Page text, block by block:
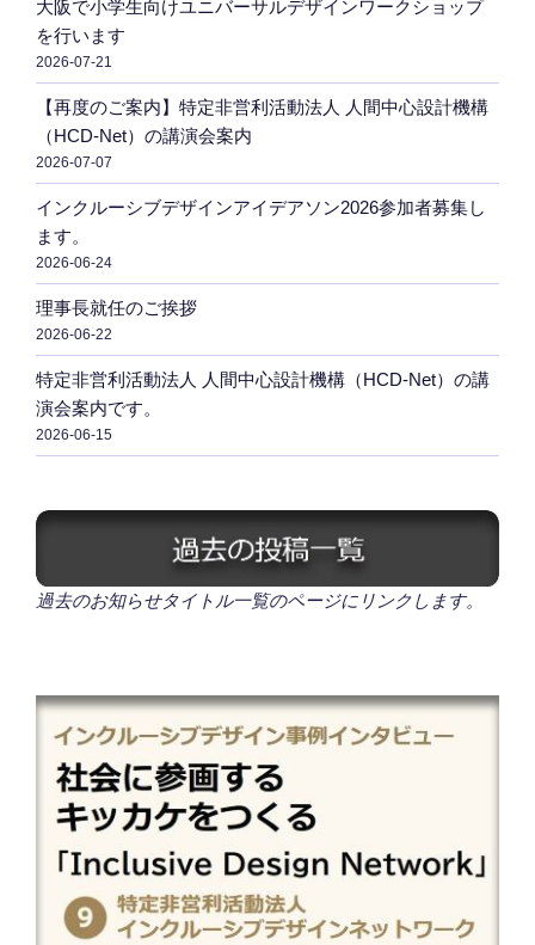
ョ
ン
大阪で小学生向けユニバーサルデザインワークショップ
を行います
2026-07-21
【再度のご案内】特定非営利活動法人 人間中心設計機構
（HCD-Net）の講演会案内
2026-07-07
インクルーシブデザインアイデアソン2026参加者募集し
ます。
2026-06-24
理事長就任のご挨拶
2026-06-22
特定非営利活動法人 人間中心設計機構（HCD-Net）の講
演会案内です。
2026-06-15
過去のお知らせタイトル一覧のページにリンクします。